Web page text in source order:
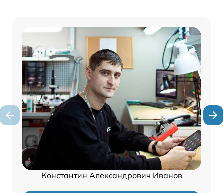
Константин Александрович Иванов